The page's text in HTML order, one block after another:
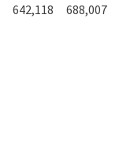
642,118 688,007